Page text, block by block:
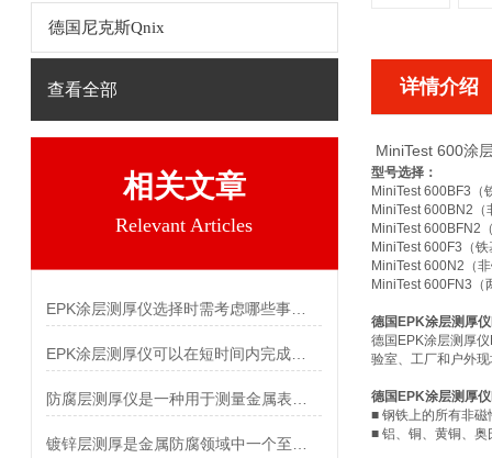
德国尼克斯Qnix
查看全部
相关文章
Relevant Articles
详情介绍
MiniTest 600涂
型号选择：
MiniTest 600BF3（
MiniTest 600BN2（
MiniTest 600BFN2
MiniTest 600F3（
MiniTest 600N2（
MiniTest 600FN3（
德国EPK涂层测厚
德国EPK涂层测厚
验室、工厂和户外
德国EPK涂层测厚
■ 钢铁上的所有非
■ 铝、铜、黄铜、